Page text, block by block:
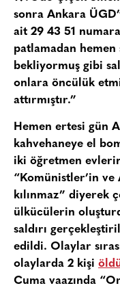
sonra Ankara
ait 29 43 51
patlamadan hemen
bekliyormuş gibi
onlara öncülük
attırmıştır.”
Hemen ertesi gün
kahvehaneye el
iki öğretmen
“Komünistler’in ve
kılınmaz” diyerek
ülkücülerin
saldırı
edildi. Olaylar
olaylarda 2 kişi
Cuma vaazında